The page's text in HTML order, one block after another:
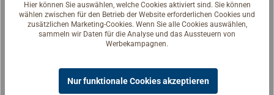
Reden Sie mit Handwerkern, Bootsbauern und
Seglerinnen. Wir verstehen Ihre Fragen und geben die
Hier können Sie auswählen, welche Cookies aktiviert sind. Sie können
wählen zwischen für den Betrieb der Website erforderlichen Cookies und
zusätzlichen Marketing-Cookies. Wenn Sie alle Cookies auswählen,
sammeln wir Daten für die Analyse und das Aussteuern von
Werbekampagnen.
Nur funktionale Cookies akzeptieren